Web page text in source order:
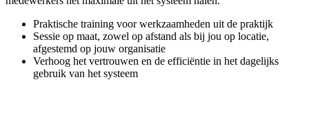
Praktische training voor werkzaamheden uit de praktijk
Sessie op maat, zowel op afstand als bij jou op locatie,
afgestemd op jouw organisatie
Verhoog het vertrouwen en de efficiëntie in het dagelijks
gebruik van het systeem